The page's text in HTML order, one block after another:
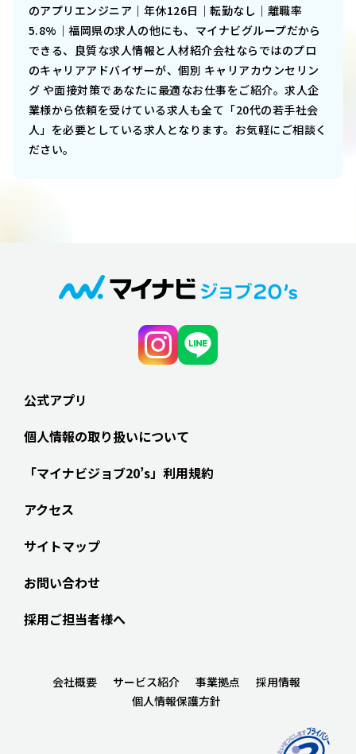
のアプリエンジニア｜年休126日｜転勤なし｜離職率
5.8%｜福岡県の求人の他にも、マイナビグループだから
できる、良質な求人情報と人材紹介会社ならではのプロ
のキャリアアドバイザーが、個別 キャリアカウンセリン
グ や面接対策であなたに最適なお仕事をご紹介。求人企
業様から依頼を受けている求人も全て「20代の若手社会
人」を必要としている求人となります。お気軽にご相談く
ださい。
公式アプリ
個人情報の取り扱いについて
「マイナビジョブ20’s」利用規約
アクセス
サイトマップ
お問い合わせ
採用ご担当者様へ
会社概要 サービス紹介 事業拠点
採用情報
個人情報保護方針